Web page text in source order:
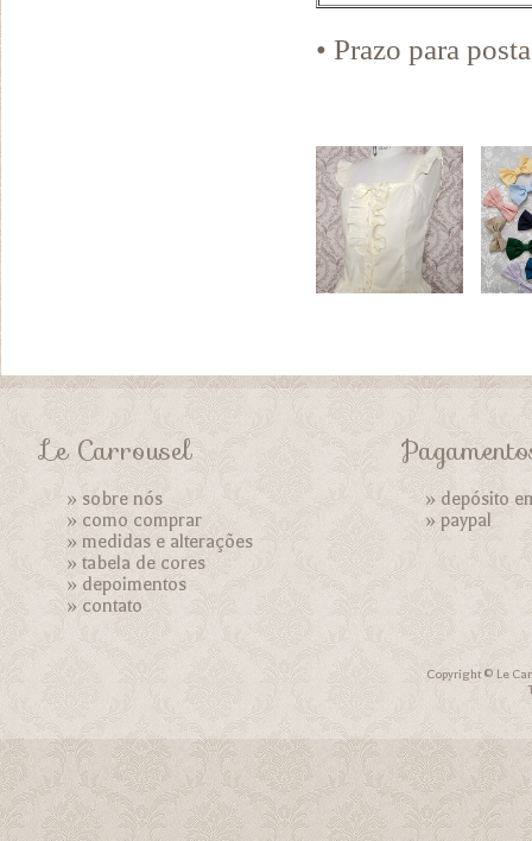
• Prazo para
Le Carrousel
»sobre nós
»como comprar
»medidas e alterações
»tabela de cores
»depoimentos
»contato
» depósito
»paypal
Copyright © Le